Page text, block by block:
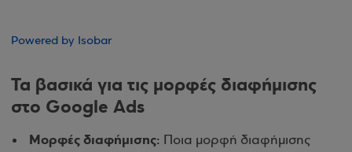
Powered by Isobar
Τα βασικά για τις μορφές διαφήμισης
στο Google Ads
Μορφές διαφήμισης: Ποια μορφή διαφήμισης